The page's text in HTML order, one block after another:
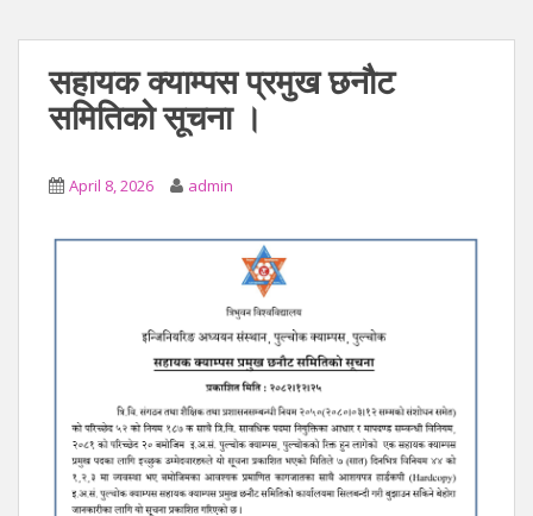
सहायक क्याम्पस प्रमुख छनौट
समितिको सूचना ।
April 8, 2026 admin